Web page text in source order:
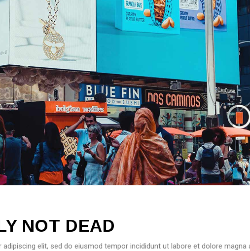
NOT DEAD
elit, sed do eiusmod tempor incididunt ut labore et dolore magna